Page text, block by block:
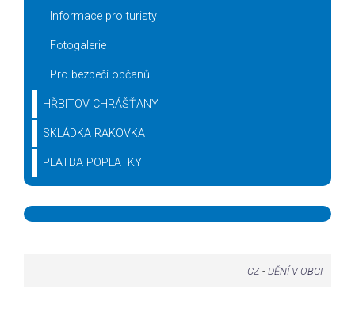
Informace pro turisty
Fotogalerie
Pro bezpečí občanů
HŘBITOV CHRÁŠŤANY
SKLÁDKA RAKOVKA
PLATBA POPLATKY
CZ- DĚNÍ V OBCI